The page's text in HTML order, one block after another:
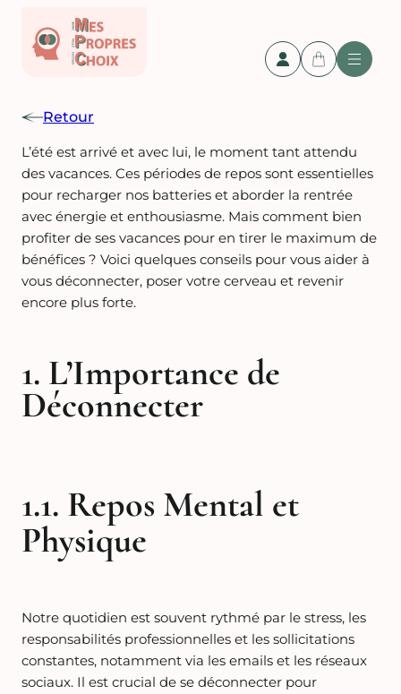
Retour
L’été est arrivé et avec lui, le moment tant attendu
des vacances. Ces périodes de repos sont essentielles
pour recharger nos batteries et aborder la rentrée
avec énergie et enthousiasme. Mais comment bien
profiter de ses vacances pour en tirer le maximum de
bénéfices ? Voici quelques conseils pour vous aider à
vous déconnecter, poser votre cerveau et revenir
encore plus forte.
1. L’Importance de
Déconnecter
1.1. Repos Mental et
Physique
Notre quotidien est souvent rythmé par le stress, les
responsabilités professionnelles et les sollicitations
constantes, notamment via les emails et les réseaux
sociaux. Il est crucial de se déconnecter pour